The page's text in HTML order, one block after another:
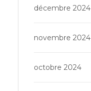
décembre 2024
novembre 2024
octobre 2024